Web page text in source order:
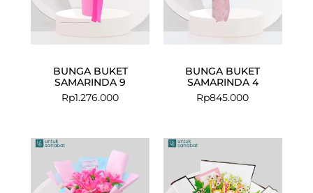
BUNGA BUKET
SAMARINDA 9
Rp1.276.000
BUNGA BUKET
SAMARINDA 4
Rp845.000